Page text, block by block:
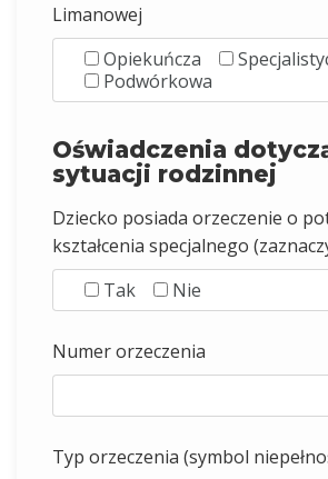
Limanowej
Opiekuńcza
Podwórkowa
Oświadczenia
sytuacji rodzinnej
Dziecko posiada orzeczenie o
kształcenia specjalnego
Tak
Nie
Numer orzeczenia
Typ orzeczenia (symbol